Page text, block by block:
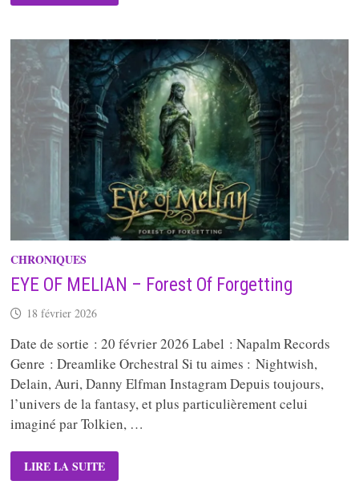
–
THE
SNAKE
CHRONIQUES
EYE OF MELIAN – Forest Of Forgetting
18 février 2026
Date de sortie : 20 février 2026 Label : Napalm Records
Genre : Dreamlike Orchestral Si tu aimes : Nightwish,
Delain, Auri, Danny Elfman Instagram Depuis toujours,
l’univers de la fantasy, et plus particulièrement celui
imaginé par Tolkien, …
EYE
OF
MELIAN
LIRE LA SUITE